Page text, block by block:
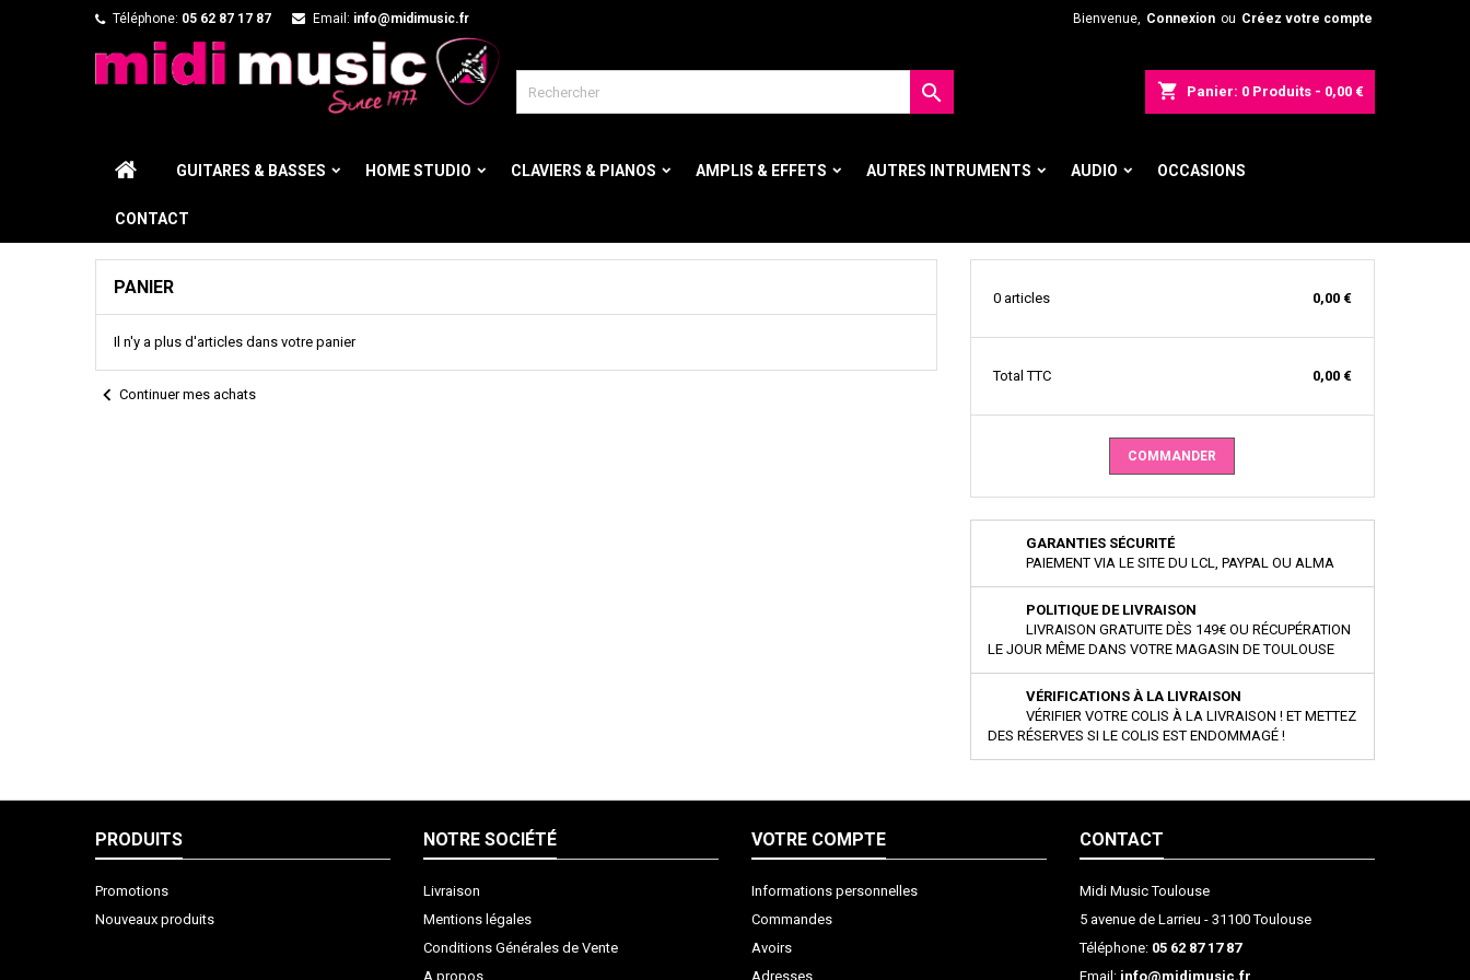
Téléphone: 05 62 87 17 87 Email: info@midimusic.fr Bienvenue, Connexion ou Créez votre compte
shopping_cart Panier: 0 Produits - 0,00 €

GUITARES & BASSES HOME STUDIO CLAVIERS & PIANOS AMPLIS & EFFETS AUTRES INTRUMENTS AUDIO OCCASIONS
CONTACT
PANIER
Il n'y a plus d'articles dans votre panier
chevron_left Continuer mes achats
0 articles 0,00 €
TotalTTC 0,00 €
COMMANDER
GARANTIES SÉCURITÉ
PAIEMENT VIA LE SITE DU LCL, PAYPAL OU ALMA
POLITIQUE DE LIVRAISON
LIVRAISON GRATUITE DÈS 149€ OU RÉCUPÉRATION
LE JOUR MÊME DANS VOTRE MAGASIN DE TOULOUSE
VÉRIFICATIONS À LA LIVRAISON
VÉRIFIER VOTRE COLIS À LA LIVRAISON ! ET METTEZ
DES RÉSERVES SI LE COLIS EST ENDOMMAGÉ !
PRODUITS
Promotions
Nouveaux produits
NOTRE SOCIÉTÉ
Livraison
Mentions légales
Conditions Générales de Vente
A propos
VOTRE COMPTE
Informations personnelles
Commandes
Avoirs
Adresses
CONTACT
Midi Music Toulouse
5 avenue de Larrieu - 31100 Toulouse
Téléphone: 05 62 87 17 87
Email: info@midimusic.fr